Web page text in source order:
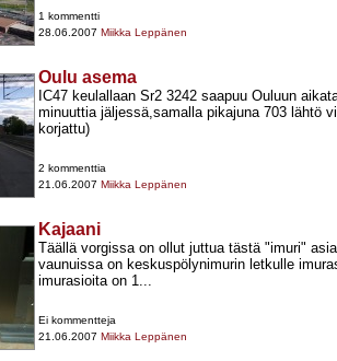
1 kommentti
28.06.2007 Miikka Leppänen
Oulu asema
IC47 keulallaan Sr2 3242 saapuu Ouluun
minuuttia jäljessä,samalla pikajuna 703 lähtö
korjattu)
2 kommenttia
21.06.2007 Miikka Leppänen
Kajaani
Täällä vorgissa on ollut juttua tästä "imuri"
vaunuissa on keskuspölynimurin letkulle
imurasioita on 1...
Ei kommentteja
21.06.2007 Miikka Leppänen